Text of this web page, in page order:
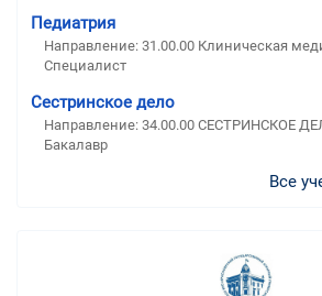
Педиатрия
Направление: 31.00.00 Клиническая
Специалист
Сестринское дело
Направление: 34.00.00 СЕСТРИНСКОЕ
Бакалавр
Все